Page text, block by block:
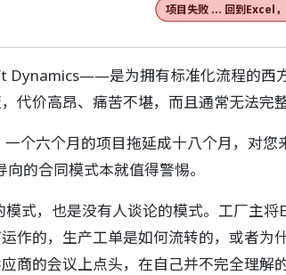
项目失败 ... 回到Excel
是为拥有标准化流程的西
代价高昂、痛苦不堪，而且通常无法完整
个六个月的项目拖延成十八个月，对
的合同模式本就值得警惕。
式，也是没有人谈论的模式。工厂主
作的，生产工单是如何流转的，或者为
商的会议上点头，在自己并不完全理解